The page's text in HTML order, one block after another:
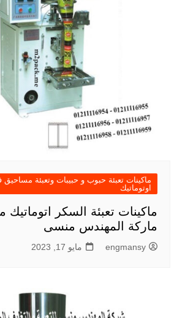
ماكينات تعبئة حبوب و حبيبات وتعبئة
اوتوماتيك
ماركة المهندس منسى
engmansy مايو 17, 2023